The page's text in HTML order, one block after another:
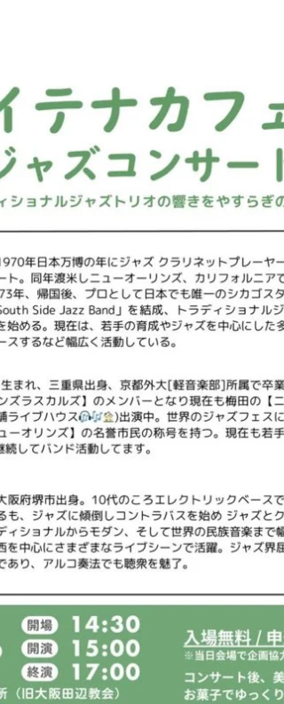
そんななかですが 夏のイベント、 イテナの案内
せていただきます！ お時間あればぜひ！お越し
ださいね。✨